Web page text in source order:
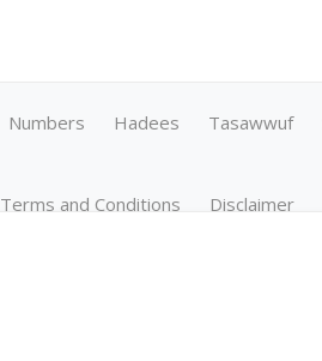
Numbers Hadees Tasawwuf
Terms and Conditions Disclaimer